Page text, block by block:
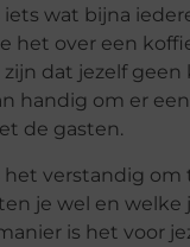
wat bijna
het over een
dat jezelf geen
handig om er
de gasten.
het verstandig om
je wel en welke
is het voor